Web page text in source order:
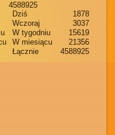
4588925
Dziś
1878
Wczoraj
3037
W tygodniu
15619
W miesiącu
21356
Łącznie
4588925